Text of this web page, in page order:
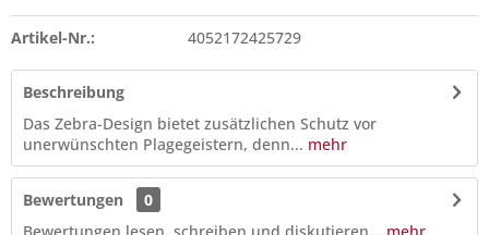
Artikel-Nr.: 4052172425729
Beschreibung
Das Zebra-Design bietet zusätzlichen Schutz vor
unerwünschten Plagegeistern, denn... mehr
Bewertungen
0